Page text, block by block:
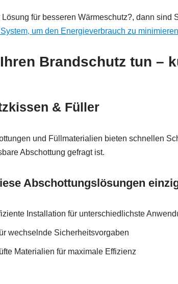
für besseren Wärmeschutz?, dann sind
um den Energieverbrauch zu
Brandschutz tun –
& Füller
und Füllmaterialien bieten schnellen
Abschottung gefragt ist.
Abschottungslösungen
Installation für unterschiedlichste
wechselnde Sicherheitsvorgaben
Materialien für maximale Effizienz